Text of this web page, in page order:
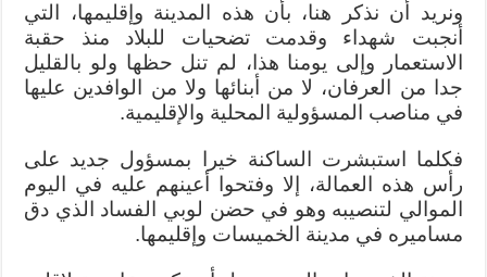
ونريد أن نذكر هنا، بأن هذه المدينة وإقليمها، التي
أنجبت شهداء وقدمت تضحيات للبلاد منذ حقبة
الاستعمار وإلى يومنا هذا، لم تنل حظها ولو بالقليل
جدا من العرفان، لا من أبنائها ولا من الوافدين عليها
في مناصب المسؤولية المحلية والإقليمية.
فكلما استبشرت الساكنة خيرا بمسؤول جديد على
رأس هذه العمالة، إلا وفتحوا أعينهم عليه في اليوم
الموالي لتنصيبه وهو في حضن لوبي الفساد الذي دق
مساميره في مدينة الخميسات وإقليمها.